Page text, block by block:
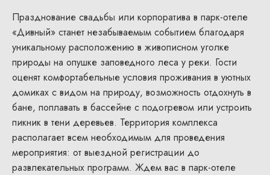
Празднование свадьбы или корпоратива в парк-отеле
«Дивный» станет незабываемым событием благодаря
уникальному расположению в живописном уголке
природы на опушке заповедного леса у реки. Гости
оценят комфортабельные условия проживания в уютных
домиках с видом на природу, возможность отдохнуть в
бане, поплавать в бассейне с подогревом или устроить
пикник в тени деревьев. Территория комплекса
располагает всем необходимым для проведения
мероприятия: от выездной регистрации до
развлекательных программ. Ждем вас в парк-отеле